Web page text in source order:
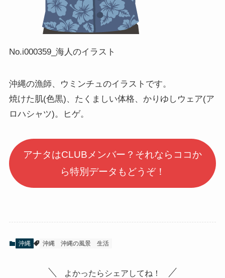
No.i000359_海人のイラスト
沖縄の漁師、ウミンチュのイラストです。
焼けた肌(色黒)、たくましい体格、かりゆしウェア(ア
ロハシャツ)。ヒゲ。
アナタはCLUBメンバー？それならココか
ら特別データもどうぞ！
沖縄 沖縄 沖縄の風景 生活
よかったらシェアしてね！